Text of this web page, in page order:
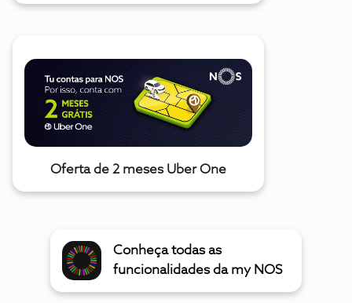
Oferta de 2 meses Uber One
Conheça todas as
funcionalidades da my NOS